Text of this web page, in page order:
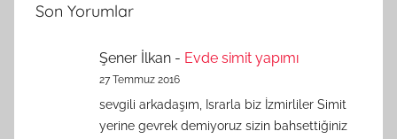
Son Yorumlar
Şener İlkan - Evde simit yapımı
27 Temmuz 2016
sevgili arkadaşım, Israrla biz İzmirliler Simit
yerine gevrek demiyoruz sizin bahsettiğiniz